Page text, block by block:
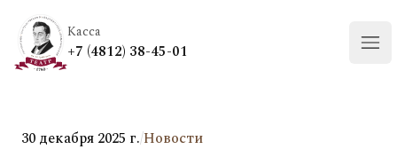
Касса
+7 (4812) 38-45-01
30 декабря 2025 г./Новости